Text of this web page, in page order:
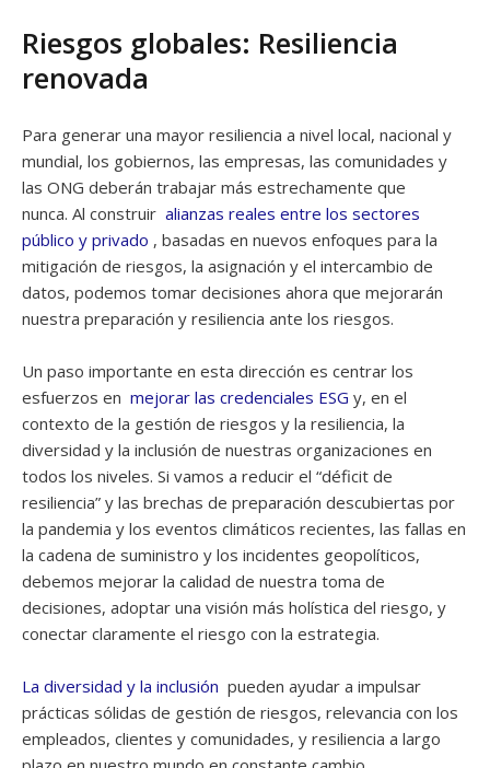
Riesgos globales: Resiliencia
renovada
Para generar una mayor resiliencia a nivel local, nacional y
mundial, los gobiernos, las empresas, las comunidades y
las ONG deberán trabajar más estrechamente que
nunca. Al construir alianzas reales entre los sectores
público y privado , basadas en nuevos enfoques para la
mitigación de riesgos, la asignación y el intercambio de
datos, podemos tomar decisiones ahora que mejorarán
nuestra preparación y resiliencia ante los riesgos.
Un paso importante en esta dirección es centrar los
esfuerzos en mejorar las credenciales ESG y, en el
contexto de la gestión de riesgos y la resiliencia, la
diversidad y la inclusión de nuestras organizaciones en
todos los niveles. Si vamos a reducir el “déficit de
resiliencia” y las brechas de preparación descubiertas por
la pandemia y los eventos climáticos recientes, las fallas en
la cadena de suministro y los incidentes geopolíticos,
debemos mejorar la calidad de nuestra toma de
decisiones, adoptar una visión más holística del riesgo, y
conectar claramente el riesgo con la estrategia.
La diversidad y la inclusión pueden ayudar a impulsar
prácticas sólidas de gestión de riesgos, relevancia con los
empleados, clientes y comunidades, y resiliencia a largo